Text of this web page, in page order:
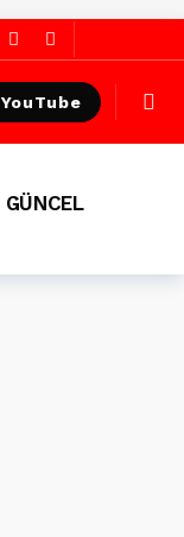
YouTube
GÜNCEL